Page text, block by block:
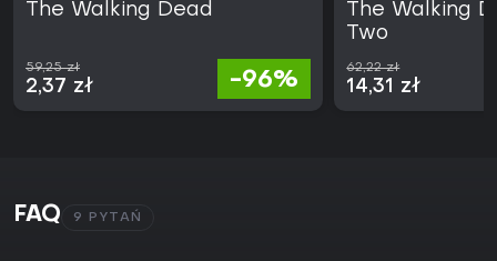
The Walking Dead
59,25 zł
2,37 zł -96%
The Walking
Two
62,22 zł
14,31 zł
FAQ 9 PYTAŃ